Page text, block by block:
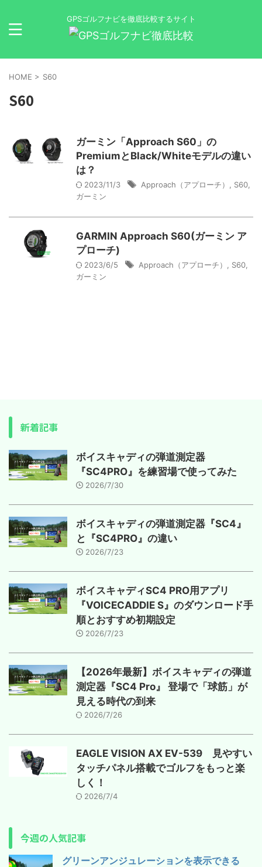
GPSゴルフナビを徹底比較するサイト
HOME > S60
S60
ガーミン「Approach S60」の
PremiumとBlack/Whiteモデルの違い
は？
2023/11/3 Approach（アプローチ） S60
ガーミン
GARMIN Approach S60(ガーミン ア
プローチ)
2023/6/5 Approach（アプローチ） S60
ガーミン
新着記事
ボイスキャディの弾道測定器
『SC4PRO』を練習場で使ってみた
2026/7/30
ボイスキャディの弾道測定器『SC4』
と『SC4PRO』の違い
2026/7/23
ボイスキャディSC4 PRO用アプリ
『VOICECADDIE S』のダウンロード手
順とおすすめ初期設定
2026/7/23
【2026年最新】ボイスキャディの弾道
測定器『SC4 Pro』 登場で「球筋」が
見える時代の到来
2026/7/26
EAGLE VISION AX EV-539 見やすい
タッチパネル搭載でゴルフをもっと楽
しく！
2026/7/4
今週の人気記事
グリーンアンジュレーションを表示できる